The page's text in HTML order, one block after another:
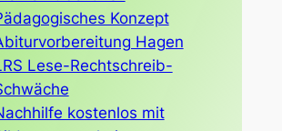
Konzept
Hagen
Lese-Rechtschreib-
kostenlos mit